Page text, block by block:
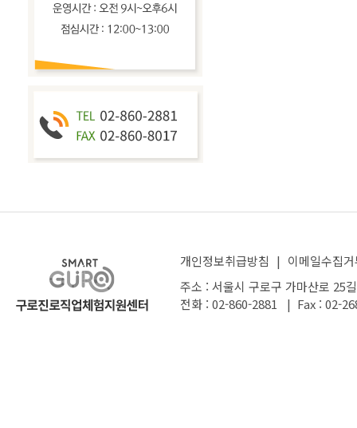
개인정보취급방침 | 이메일수집
주소 : 서울시 구로구 가마산로 25
전화 : 02-860-2881 | Fax : 02-